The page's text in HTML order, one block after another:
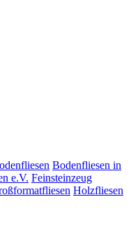
Bodenfliesen in
e.V. Feinsteinzeug
Holzfliesen